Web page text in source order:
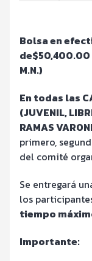
Bolsa en
M.N.)
En todas las
(JUVENIL,
RAMAS
primero,
del comité
Se entregará
los
tiempo
Importante: